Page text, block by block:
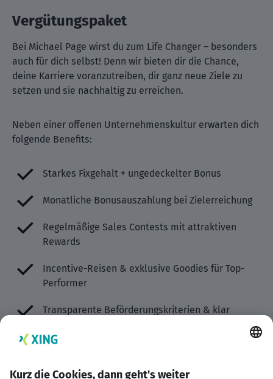
Vergütungspaket
Bei Michael Page wirst du zum Life Changer – besonders
auch für dich selbst! Denn wir bieten dir die Chance,
deine Karriere voranzutreiben, dir ganz neue Ziele zu
setzen und sie nachhaltig zu erreichen.
Neben einer offenen Unternehmenskultur erwarten dich
folgende Benefits:
Starkes Fixgehalt + ungedeckelter Bonus
Monatliche Bonusauszahlung bei Zielerreichung
Regelmäßige Sales Contests mit attraktiven
Rewards
Incentive-Reisen & exklusive Goodies für Top-
Performer
Transparente Beförderungskriterien & klar